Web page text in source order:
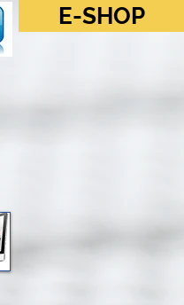
E-SHOP